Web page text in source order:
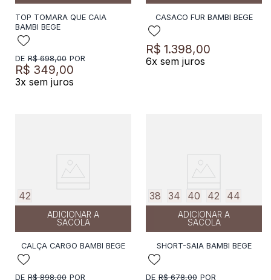
TOP TOMARA QUE CAIA
BAMBI BEGE
R$ 698,00
R$ 349,00
3x sem juros
CASACO FUR BAMBI BEGE
R$ 1.398,00
6x sem juros
42
ADICIONAR A
SACOLA
CALÇA CARGO BAMBI BEGE
R$ 898,00
38 34 40 42 44
ADICIONAR A
SACOLA
SHORT-SAIA BAMBI BEGE
R$ 678,00